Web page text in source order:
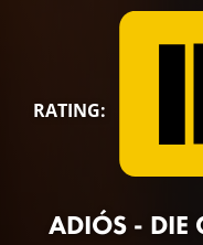
RATING:
ADIÓS - DIE